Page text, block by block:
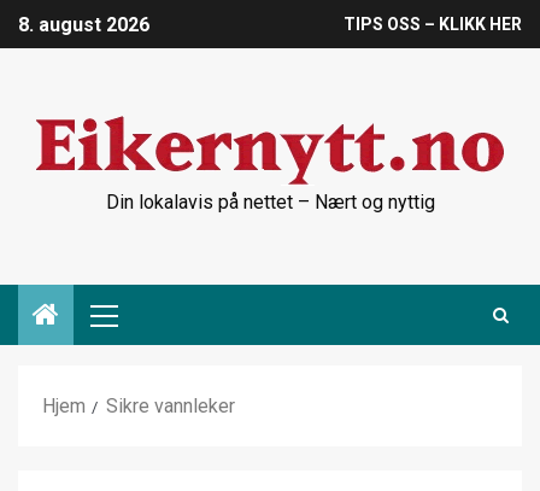
8. august 2026 TIPS OSS – KLIKK HER
Din lokalavis på nettet – Nært og nyttig
Hjem Sikre vannleker